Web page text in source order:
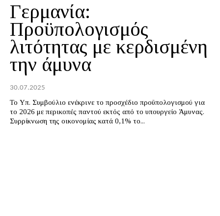
Γερμανία:
Προϋπολογισμός
λιτότητας με κερδισμένη
την άμυνα
30.07.2025
Το Υπ. Συμβούλιο ενέκρινε το προσχέδιο προϋπολογισμού για
το 2026 με περικοπές παντού εκτός από το υπουργείο Άμυνας.
Συρρίκνωση της οικονομίας κατά 0,1% το...